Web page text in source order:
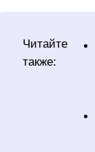
Читайте
также: